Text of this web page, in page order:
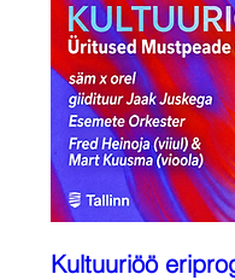
Kultuuriöö